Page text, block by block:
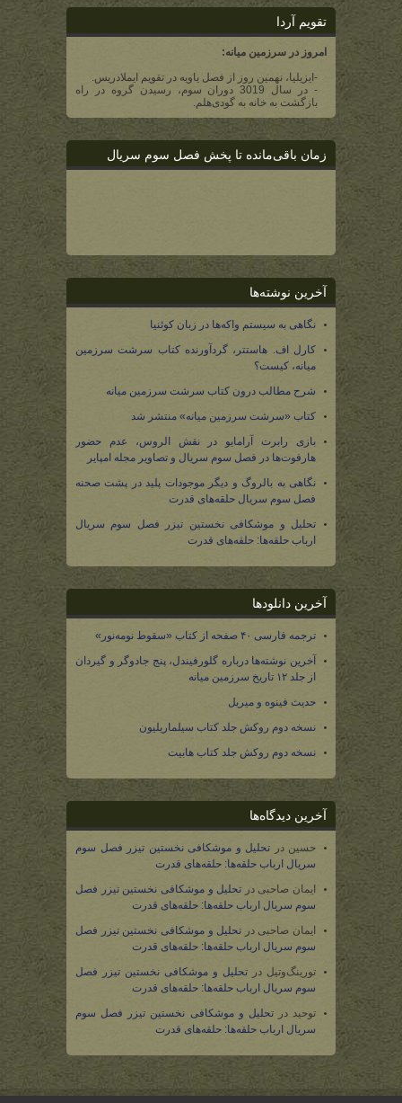
تقویم آردا
امروز در سرزمین میانه:
-ایزیلیا، نهمین روز از فصل یاویه در تقویم ایملادریس.
- در سال 3019 دوران سوم، رسیدن گروه در راه
بازگشت به خانه به گودی‌هلم.
زمان باقی‌مانده تا پخش فصل سوم سریال
آخرین نوشته‌ها
نگاهی به سیستم واکه‌ها در زبان کوئنیا
کارل اف. هاستتر، گردآورنده کتاب سرشت سرزمین
میانه، کیست؟
شرح مطالب درون کتاب سرشت سرزمین میانه
کتاب «سرشت سرزمین میانه» منتشر شد
بازی رابرت آرامایو در نقش الروس، عدم حضور
هارفوت‌ها در فصل سوم سریال و تصاویر مجله امپایر
نگاهی به بالروگ و دیگر موجودات پلید در پشت صحنه
فصل سوم سریال حلقه‌های قدرت
تحلیل و موشکافی نخستین تیزر فصل سوم سریال
ارباب حلقه‌ها: حلقه‌های قدرت
آخرین دانلودها
ترجمه فارسی ۴۰ صفحه از کتاب «سقوط نومه‌نور»
آخرین نوشته‌ها درباره گلورفیندل، پنج جادوگر و گیردان
از جلد ۱۲ تاریخ سرزمین میانه
حدیث فینوه و میریل
نسخه دوم روکش جلد کتاب سیلماریلیون
نسخه دوم روکش جلد کتاب هابیت
آخرین دیدگاه‌ها
حسین در تحلیل و موشکافی نخستین تیزر فصل سوم
سریال ارباب حلقه‌ها: حلقه‌های قدرت
ایمان صاحبی در تحلیل و موشکافی نخستین تیزر فصل
سوم سریال ارباب حلقه‌ها: حلقه‌های قدرت
ایمان صاحبی در تحلیل و موشکافی نخستین تیزر فصل
سوم سریال ارباب حلقه‌ها: حلقه‌های قدرت
تورینگ‌وتیل در تحلیل و موشکافی نخستین تیزر فصل
سوم سریال ارباب حلقه‌ها: حلقه‌های قدرت
توحید درتحلیل و موشکافی نخستین تیزر فصل سوم
سریال ارباب حلقه‌ها: حلقه‌های قدرت